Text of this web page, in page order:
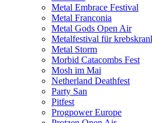
Metal Embrace Festival
Metal Franconia
Metal Gods Open Air
Metalfestival für
Metal Storm
Morbid Catacombs Fest
Mosh im Mai
Netherland Deathfest
Party San
Pitfest
Progpower Europe